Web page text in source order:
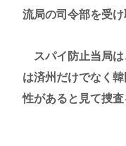
流局の司令部を受け
スパイ防止当局は
は済州だけでなく
性があると見て捜査